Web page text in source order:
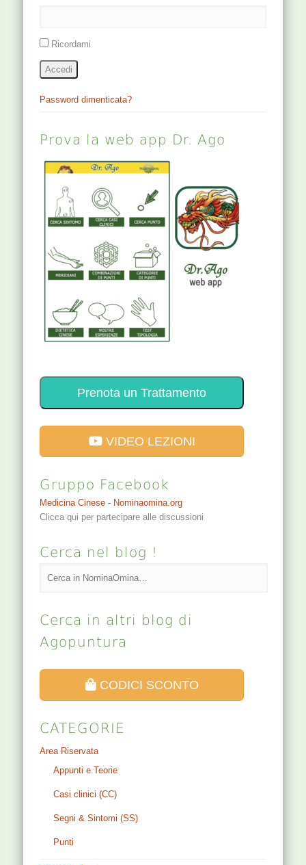
Ricordami
Accedi
Password dimenticata?
Prova la web app Dr. Ago
Prenota un Trattamento
VIDEO LEZIONI
Gruppo Facebook
Medicina Cinese - Nominaomina.org
Clicca qui per partecipare alle discussioni
Cerca nel blog !
Cerca in altri blog di
Agopuntura
CODICI SCONTO
CATEGORIE
Area Riservata
Appunti e Teorie
Casi clinici (CC)
Segni & Sintomi (SS)
Punti